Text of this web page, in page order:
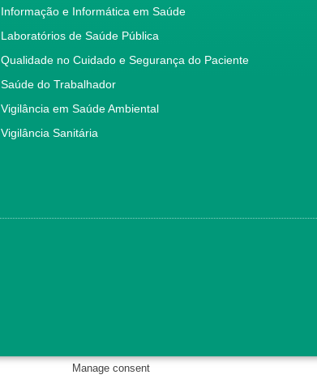
Informação e Informática em Saúde
Laboratórios de Saúde Pública
Qualidade no Cuidado e Segurança do Paciente
Saúde do Trabalhador
Vigilância em Saúde Ambiental
Vigilância Sanitária
Manage consent